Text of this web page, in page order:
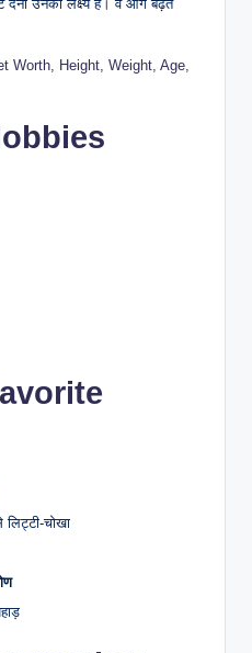
देना उनका लक्ष्य है। वे आगे बढ़ते
Worth, Height, Weight, Age,
चोखा